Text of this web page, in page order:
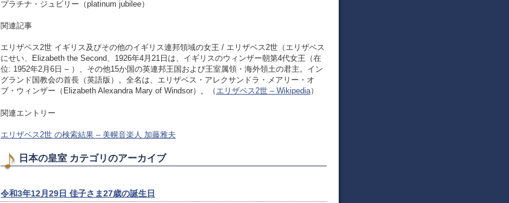
プラチナ・ジュビリー（platinum jubilee）
関連記事
エリザベス2世 イギリス及びその他のイギリス連邦領域の女王 / エリザベス2世（エリザベス
にせい、Elizabeth the Second、1926年4月21日は、イギリスのウィンザー朝第4代女王（在
位: 1952年2月6日 – ）、その他15か国の英連邦王国および王室属領・海外領土の君主。イン
グランド国教会の首長（英語版）。全名は、エリザベス・アレクサンドラ・メアリー・オ
ブ・ウィンザー（Elizabeth Alexandra Mary of Windsor）。（ エリザベス2世 – Wikipedia）
関連エントリー
エリザベス2世 の検索結果 – 美幌音楽人 加藤雅夫
日本の皇室 カテゴリのアーカイブ
令和3年12月29日 佳子さま27歳の誕生日